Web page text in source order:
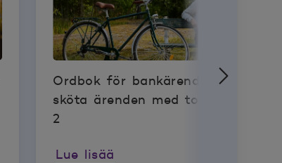
Ordbok för bankärenden – hur
sköta ärenden med torra fötter,
2
Lue lisää